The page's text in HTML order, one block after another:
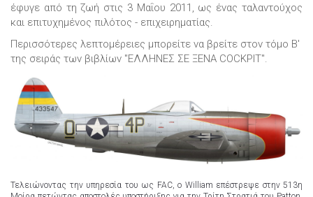
έφυγε από τη ζωή στις 3 Μαΐου 2011, ως ένας ταλαντούχος
και επιτυχημένος πιλότος - επιχειρηματίας.
Περισσότερες λεπτομέρειες μπορείτε να βρείτε στον τόμο Β'
της σειράς των βιβλίων "ΕΛΛΗΝΕΣ ΣΕ ΞΕΝΑ COCKPIT".
Τελειώνοντας την υπηρεσία του ως FAC, ο William επέστρεψε στην 513η